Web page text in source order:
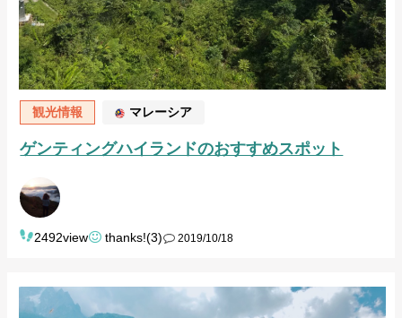
観光情報 マレーシア
ゲンティングハイランドのおすすめスポット
2492view thanks!(3) 2019/10/18